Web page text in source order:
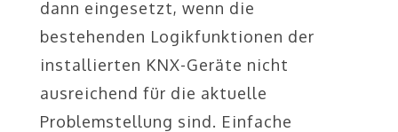
dann eingesetzt, wenn die
bestehenden Logikfunktionen der
installierten KNX-Geräte nicht
ausreichend für die aktuelle
Problemstellung sind. Einfache